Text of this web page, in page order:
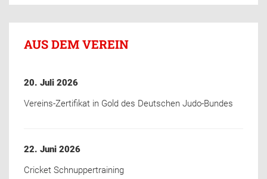
AUS DEM VEREIN
20. Juli 2026
Vereins-Zertifikat in Gold des Deutschen Judo-Bundes
22. Juni 2026
Cricket Schnuppertraining